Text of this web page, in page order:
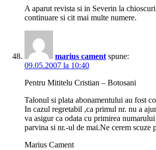
A aparut revista si in Severin la
continuare si cit mai multe numere.
marius cament spune:
09.05.2007 la 10:40
Pentru Mititelu Cristian – Botosani
Talonul si plata abonamentului au fost
In cazul regretabil ,ca primul nr. nu a
va asigur ca odata cu primirea
parvina si nr.-ul de mai.Ne cerem scuze
Marius Cament